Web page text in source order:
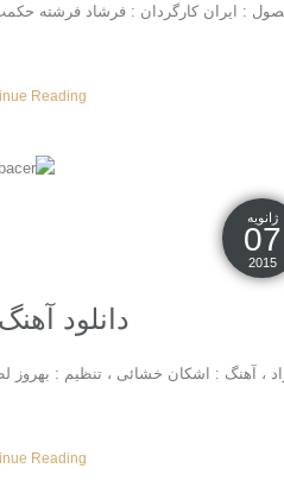
گل . سال تولید : ۱۳۸۷ ژانر : معنا گرا محصول :
Reading...
ژانویه
07
2015
دانلود
، آهنگ : اشکان خشائی ، تنظیم :
Reading...